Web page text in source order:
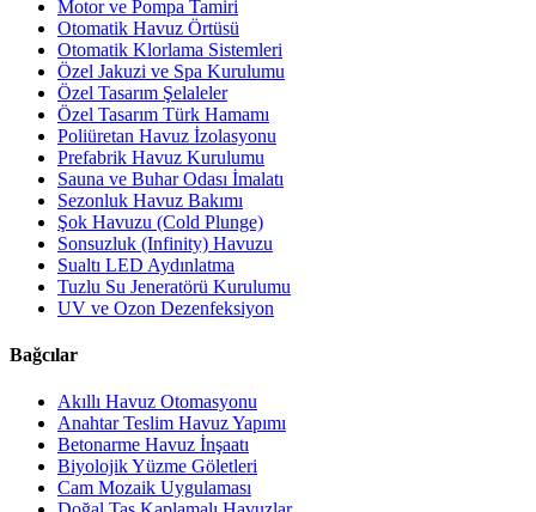
Motor ve Pompa Tamiri
Otomatik Havuz Örtüsü
Otomatik Klorlama Sistemleri
Özel Jakuzi ve Spa Kurulumu
Özel Tasarım Şelaleler
Özel Tasarım Türk Hamamı
Poliüretan Havuz İzolasyonu
Prefabrik Havuz Kurulumu
Sauna ve Buhar Odası İmalatı
Sezonluk Havuz Bakımı
Şok Havuzu (Cold Plunge)
Sonsuzluk (Infinity) Havuzu
Sualtı LED Aydınlatma
Tuzlu Su Jeneratörü Kurulumu
UV ve Ozon Dezenfeksiyon
Bağcılar
Akıllı Havuz Otomasyonu
Anahtar Teslim Havuz Yapımı
Betonarme Havuz İnşaatı
Biyolojik Yüzme Göletleri
Cam Mozaik Uygulaması